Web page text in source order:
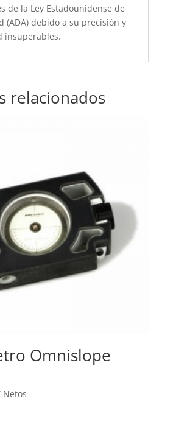
de la Ley Estadounidense de
(ADA) debido a su precisión y
insuperables.
relacionados
Omnislope
Netos